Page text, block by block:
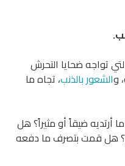
تواجه ضحايا التحرش
والشعور بالذنب، تجاه ما
أرتديه ضيقاً أو مثيراً؟ هل
هل قمت بتصرف ما دفعه